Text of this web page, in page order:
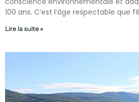
100 ans. C’est l’âge respectable que
Lire la suite »